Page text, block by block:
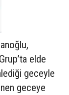
elde
geceyle
geceye